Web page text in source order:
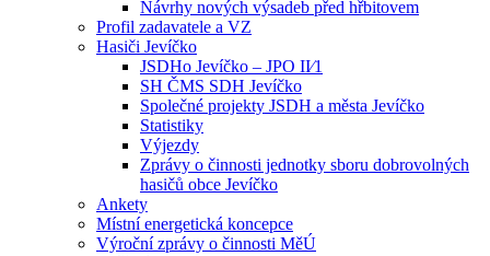
Návrhy nových výsadeb před hřbitovem
Profil zadavatele a VZ
Hasiči Jevíčko
JSDHo Jevíčko – JPO II⁄1
SH ČMS SDH Jevíčko
Společné projekty JSDH a města Jevíčko
Statistiky
Výjezdy
Zprávy o činnosti jednotky sboru dobrovolných
hasičů obce Jevíčko
Ankety
Místní energetická koncepce
Výroční zprávy o činnosti MěÚ